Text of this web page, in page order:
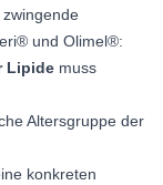
und Olimel®:
Lipide muss
Altersgruppe der
konkreten